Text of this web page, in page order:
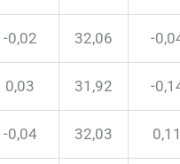
-0,02 32,06 -
0,03 31,92 -
-0,04 32,03